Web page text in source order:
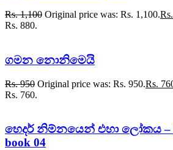
Rs.1,100 Original price was: Rs. 1,100.Rs.
Rs. 880.
ගමන නොනිමෙයි
Rs.950 Original price was: Rs. 950.Rs.
Rs. 760.
හෙදර් නිම්නයෙන් එහා ලෝකය –
book 04